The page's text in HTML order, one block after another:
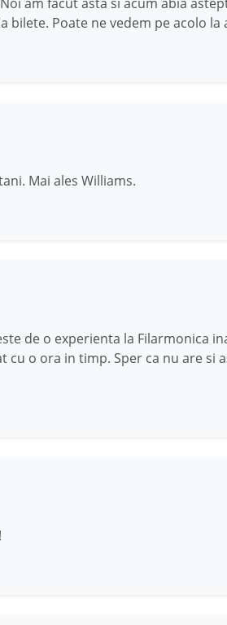
bilete. Poate ne vedem pe acolo la
Mai ales Williams.
de o experienta la Filarmonica
cu o ora in timp. Sper ca nu are si